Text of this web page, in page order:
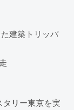
建築トリッパ
タリー東京を実